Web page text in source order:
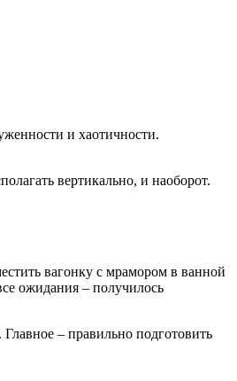
и хаотичности.
вертикально, и наоборот.
вагонку с мрамором в ванной
ожидания – получилось
– правильно подготовить